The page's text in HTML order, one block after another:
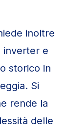
inoltre
inverter e
storico in
Si
rende la
delle